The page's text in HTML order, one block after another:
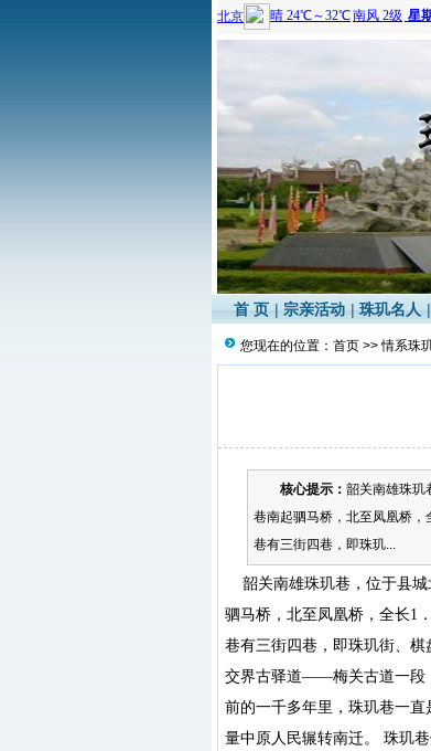
首 页 |宗亲活动 |珠玑名人
您现在的位置： 首页 >>情系珠
核心提示： 韶关南雄珠玑
巷南起驷马桥，北至凤凰桥
巷有三街四巷，即珠玑...
韶关南雄珠玑巷 ，位于县
驷马桥，北至凤凰桥，全长1
巷有三街四巷，即珠玑街、
交界古驿道——梅关古道一段
前的一千多年里，珠玑巷一
量中原人民辗转南迁。 珠玑